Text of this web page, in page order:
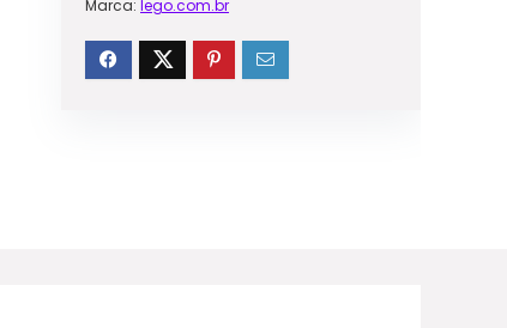
Marca: lego.com.br